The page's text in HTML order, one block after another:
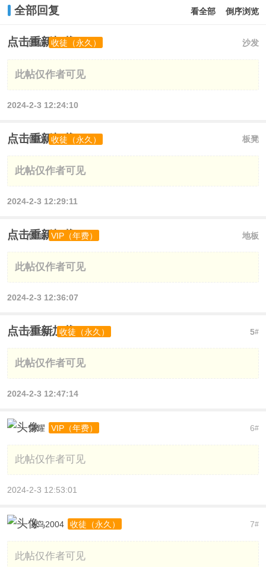
全部回复 看全部 倒序浏览
点击重新加载 沙发
肥猫 收徒（永久）
此帖仅作者可见
2024-2-3 12:24:10
点击重新加载 板凳
肖欣 收徒（永久）
此帖仅作者可见
2024-2-3 12:29:11
点击重新加载 地板
快加 VIP（年费）
此帖仅作者可见
2024-2-3 12:36:07
点击重新加载 5#
小兰花 收徒（永久）
此帖仅作者可见
2024-2-3 12:47:14
6#
荣耀 VIP（年费）
此帖仅作者可见
2024-2-3 12:53:01
7#
飞鸟2004 收徒（永久）
此帖仅作者可见